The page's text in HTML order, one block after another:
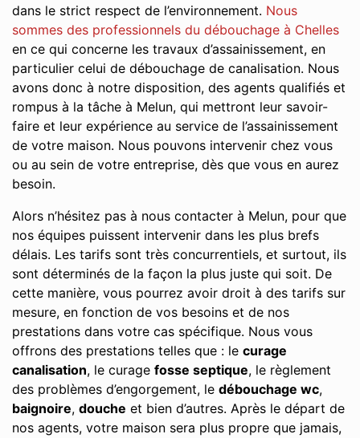
dans le strict respect de l’environnement. Nous
sommes des professionnels du débouchage à Chelles
en ce qui concerne les travaux d’assainissement, en
particulier celui de débouchage de canalisation. Nous
avons donc à notre disposition, des agents qualifiés et
rompus à la tâche à Melun, qui mettront leur savoir-
faire et leur expérience au service de l’assainissement
de votre maison. Nous pouvons intervenir chez vous
ou au sein de votre entreprise, dès que vous en aurez
besoin.
Alors n’hésitez pas à nous contacter à Melun, pour que
nos équipes puissent intervenir dans les plus brefs
délais. Les tarifs sont très concurrentiels, et surtout, ils
sont déterminés de la façon la plus juste qui soit. De
cette manière, vous pourrez avoir droit à des tarifs sur
mesure, en fonction de vos besoins et de nos
prestations dans votre cas spécifique. Nous vous
offrons des prestations telles que : le curage
canalisation, le curage fosse septique, le règlement
des problèmes d’engorgement, le débouchage wc,
baignoire, douche et bien d’autres. Après le départ de
nos agents, votre maison sera plus propre que jamais,